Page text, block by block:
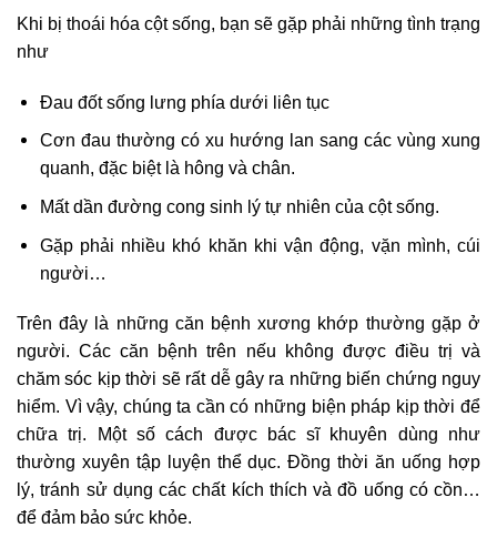
Khi bị thoái hóa cột sống, bạn sẽ gặp phải những tình trạng
như
Đau đốt sống lưng phía dưới liên tục
Cơn đau thường có xu hướng lan sang các vùng xung
quanh, đặc biệt là hông và chân.
Mất dần đường cong sinh lý tự nhiên của cột sống.
Gặp phải nhiều khó khăn khi vận động, vặn mình, cúi
người…
Trên đây là những căn bệnh xương khớp thường gặp ở
người. Các căn bệnh trên nếu không được điều trị và
chăm sóc kịp thời sẽ rất dễ gây ra những biến chứng nguy
hiểm. Vì vậy, chúng ta cần có những biện pháp kịp thời để
chữa trị. Một số cách được bác sĩ khuyên dùng như
thường xuyên tập luyện thể dục. Đồng thời ăn uống hợp
lý, tránh sử dụng các chất kích thích và đồ uống có cồn…
để đảm bảo sức khỏe.